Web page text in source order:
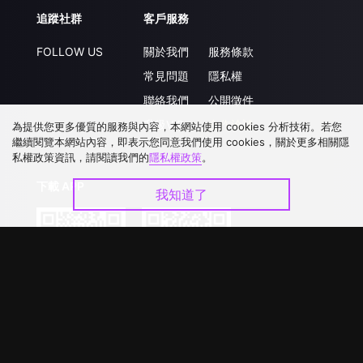
追蹤社群
FOLLOW US
客戶服務
關於我們
常見問題
聯絡我們
升級VIP
服務條款
隱私權
公開徵件
合作洽談
為提供您更多優質的服務與內容，本網站使用 cookies 分析技術。若您
繼續閱覽本網站內容，即表示您同意我們使用 cookies，關於更多相關隱
私權政策資訊，請閱讀我們的隱私權政策。
我知道了